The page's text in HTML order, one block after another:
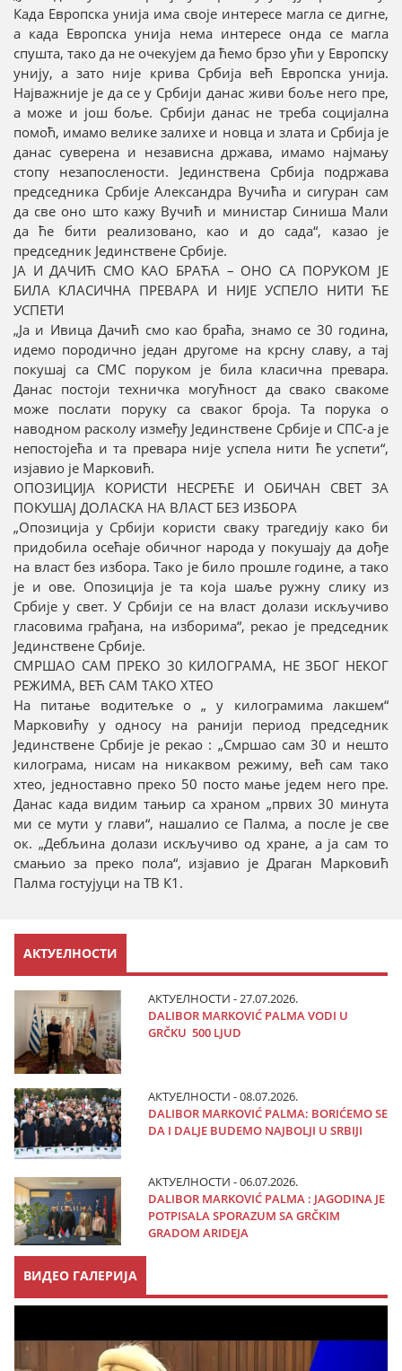
Када Европска унија има своје интересе магла се дигне,
а када Европска унија нема интересе онда се магла
спушта, тако да не очекујем да ћемо брзо ући у Европску
унију, а зато није крива Србија већ Европска унија.
Најважније је да се у Србији данас живи боље него пре,
а може и још боље. Србији данас не треба социјална
помоћ, имамо велике залихе и новца и злата и Србија је
данас суверена и независна држава, имамо најмању
стопу незапослености. Јединствена Србија подржава
председника Србије Александра Вучића и сигуран сам
да све оно што кажу Вучић и министар Синиша Мали
да ће бити реализовано, као и до сада“, казао је
председник Јединствене Србије.
ЈА И ДАЧИЋ СМО КАО БРАЋА – ОНО СА ПОРУКОМ ЈЕ
БИЛА КЛАСИЧНА ПРЕВАРА И НИЈЕ УСПЕЛО НИТИ ЋЕ
УСПЕТИ
„Ја и Ивица Дачић смо као браћа, знамо се 30 година,
идемо породично један другоме на крсну славу, а тај
покушај са СМС поруком је била класична превара.
Данас постоји техничка могућност да свако свакоме
може послати поруку са сваког броја. Та порука о
наводном расколу између Јединствене Србије и СПС-а је
непостојећа и та превара није успела нити ће успети“,
изјавио је Марковић.
ОПОЗИЦИЈА КОРИСТИ НЕСРЕЋЕ И ОБИЧАН СВЕТ ЗА
ПОКУШАЈ ДОЛАСКА НА ВЛАСТ БЕЗ ИЗБОРА
„Опозиција у Србији користи сваку трагедију како би
придобила осећаје обичног народа у покушају да дође
на власт без избора. Тако је било прошле године, а тако
је и ове. Опозиција је та која шаље ружну слику из
Србије у свет. У Србији се на власт долази искључиво
гласовима грађана, на изборима“, рекао је председник
Јединствене Србије.
СМРШАО САМ ПРЕКО 30 КИЛОГРАМА, НЕ ЗБОГ НЕКОГ
РЕЖИМА, ВЕЋ САМ ТАКО ХТЕО
На питање водитељке о „ у килограмима лакшем“
Марковићу у односу на ранији период председник
Јединствене Србије је рекао : „Смршао сам 30 и нешто
килограма, нисам на никаквом режиму, већ сам тако
хтео, једноставно преко 50 посто мање једем него пре.
Данас када видим тањир са храном „првих 30 минута
ми се мути у глави“, нашалио се Палма, а после је све
ок. „Дебљина долази искључиво од хране, а ја сам то
смањио за преко пола“, изјавио је Драган Марковић
Палма гостујуци на ТВ К1.
АКТУЕЛНОСТИ
АКТУЕЛНОСТИ - 27.07.2026.
DALIBOR MARKOVIĆ PALMA VODI U
GRČKU 500 LJUD
АКТУЕЛНОСТИ - 08.07.2026.
DALIBOR MARKOVIĆ PALMA: BORIĆEMO SE
DA I DALJE BUDEMO NAJBOLJI U SRBIJI
АКТУЕЛНОСТИ - 06.07.2026.
DALIBOR MARKOVIĆ PALMA : JAGODINA JE
POTPISALA SPORAZUM SA GRČKIM
GRADOM ARIDEJA
ВИДЕО ГАЛЕРИЈА